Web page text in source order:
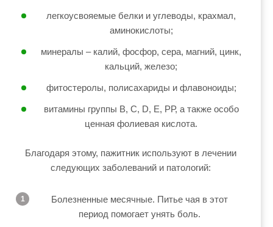
легкоусвояемые белки и углеводы, крахмал,
аминокислоты;
минералы – калий, фосфор, сера, магний, цинк,
кальций, железо;
фитостеролы, полисахариды и флавоноиды;
витамины группы В, С, D, E, РР, а также особо
ценная фолиевая кислота.
Благодаря этому, пажитник используют в лечении
следующих заболеваний и патологий:
Болезненные месячные. Питье чая в этот
период помогает унять боль.